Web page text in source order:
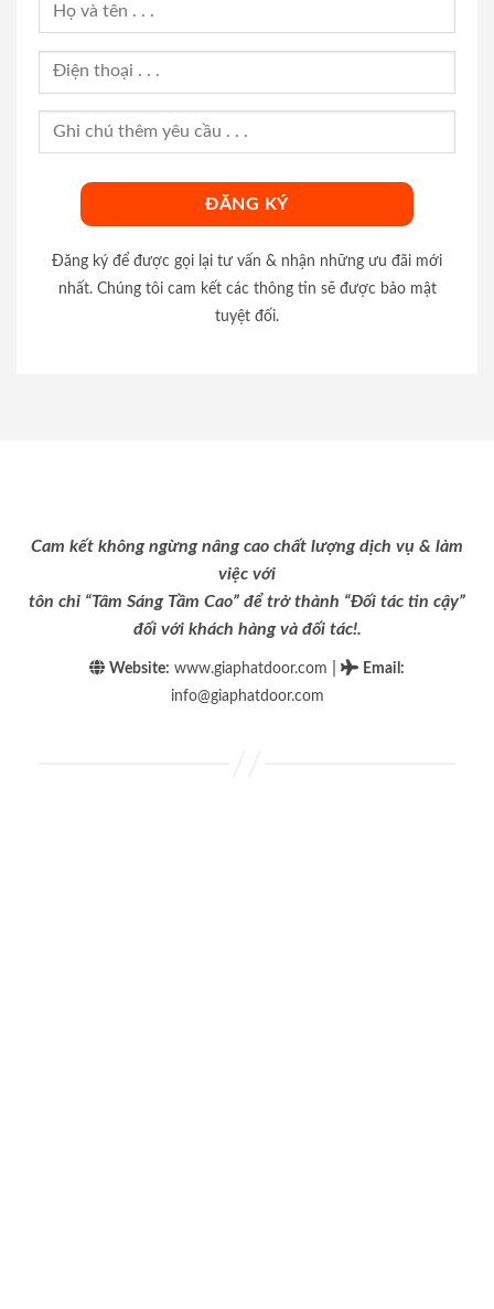
Đăng ký để được gọi lại tư vấn & nhận những ưu đãi mới
nhất. Chúng tôi cam kết các thông tin sẽ được bảo mật
tuyệt đối.
Cam kết không ngừng nâng cao chất lượng dịch vụ & làm
việc với
tôn chỉ “Tâm Sáng Tầm Cao” để trở thành “Đối tác tin cậy”
đối với khách hàng và đối tác!.
Website: www.giaphatdoor.com Email :
info@giaphatdoor.com